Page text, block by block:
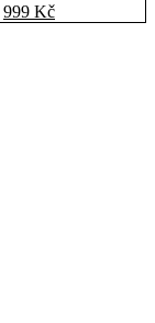
Původní
999 KčAktuální